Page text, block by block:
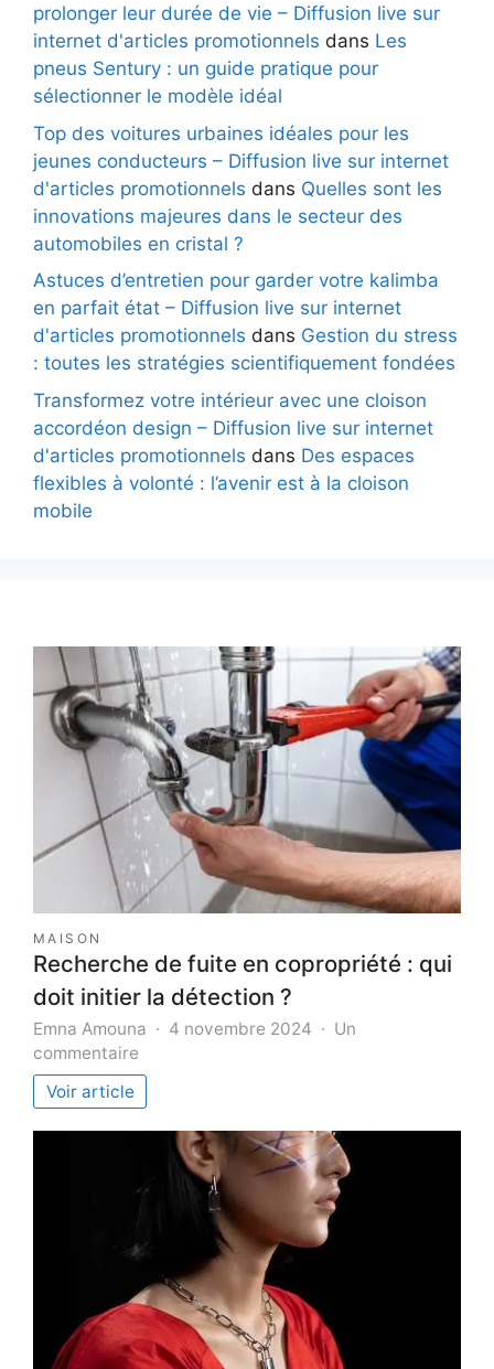
prolonger leur durée de vie – Diffusion live sur
internet d'articles promotionnels dans Les
pneus Sentury : un guide pratique pour
sélectionner le modèle idéal
Top des voitures urbaines idéales pour les
jeunes conducteurs – Diffusion live sur internet
d'articles promotionnels dans Quelles sont les
innovations majeures dans le secteur des
automobiles en cristal ?
Astuces d’entretien pour garder votre kalimba
en parfait état – Diffusion live sur internet
d'articles promotionnels dans Gestion du stress
: toutes les stratégies scientifiquement fondées
Transformez votre intérieur avec une cloison
accordéon design – Diffusion live sur internet
d'articles promotionnels dans Des espaces
flexibles à volonté : l’avenir est à la cloison
mobile
MAISON
Recherche de fuite en copropriété : qui
doit initier la détection ?
Emna Amouna 4 novembre 2024
Un
commentaire
Recherche
de
copropriété
:
doit
initier
la
détection
?
Voir article